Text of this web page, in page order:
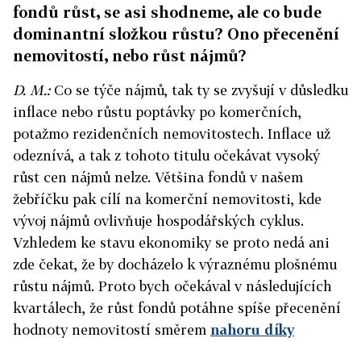
fondů růst, se asi shodneme, ale co bude
dominantní složkou růstu? Ono přecenění
nemovitostí, nebo růst nájmů?
D. M.:Co se týče nájmů, tak ty se zvyšují v důsledku
inflace nebo růstu poptávky po komerčních,
potažmo rezidenčních nemovitostech. Inflace už
odeznívá, a tak z tohoto titulu očekávat vysoký
růst cen nájmů nelze. Většina fondů v našem
žebříčku pak cílí na komerční nemovitosti, kde
vývoj nájmů ovlivňuje hospodářských cyklus.
Vzhledem ke stavu ekonomiky se proto nedá ani
zde čekat, že by docházelo k výraznému plošnému
růstu nájmů. Proto bych očekával v následujících
kvartálech, že růst fondů potáhne spíše přecenění
hodnoty nemovitostí směrem nahoru díky